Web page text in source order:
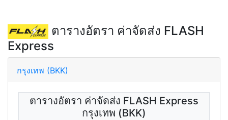
ตารางอัตรา ค่าจัดส่ง FLASH
Express
กรุงเทพ (BKK)
ตารางอัตรา ค่าจัดส่ง FLASH Express
กรุงเทพ (BKK)